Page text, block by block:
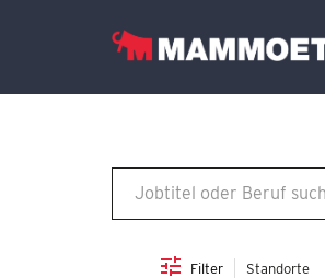
Stellenangebote
Deutsch
Filter Standorte